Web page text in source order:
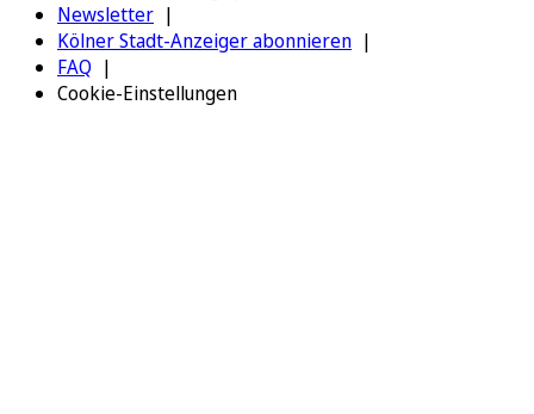
Newsletter
Kölner Stadt-Anzeiger abonnieren
FAQ
Cookie-Einstellungen